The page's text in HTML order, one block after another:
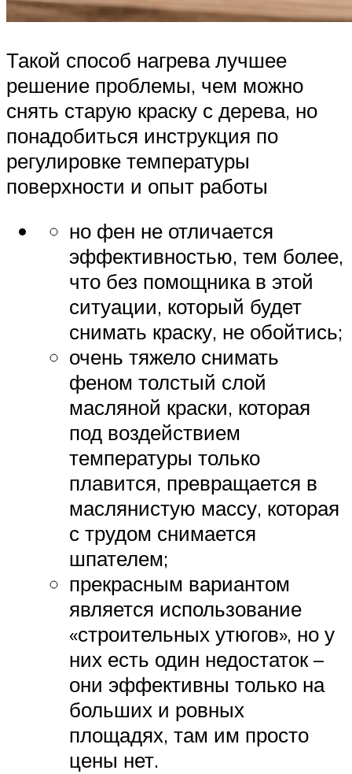
Такой способ нагрева лучшее
решение проблемы, чем можно
снять старую краску с дерева, но
понадобиться инструкция по
регулировке температуры
поверхности и опыт работы
но фен не отличается
эффективностью, тем более,
что без помощника в этой
ситуации, который будет
снимать краску, не обойтись;
очень тяжело снимать
феном толстый слой
масляной краски, которая
под воздействием
температуры только
плавится, превращается в
маслянистую массу, которая
с трудом снимается
шпателем;
прекрасным вариантом
является использование
«строительных утюгов», но у
них есть один недостаток –
они эффективны только на
больших и ровных
площадях, там им просто
цены нет.